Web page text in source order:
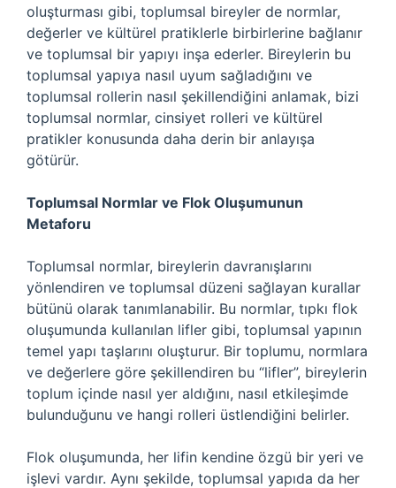
oluşturması gibi, toplumsal bireyler de normlar,
değerler ve kültürel pratiklerle birbirlerine bağlanır
ve toplumsal bir yapıyı inşa ederler. Bireylerin bu
toplumsal yapıya nasıl uyum sağladığını ve
toplumsal rollerin nasıl şekillendiğini anlamak, bizi
toplumsal normlar, cinsiyet rolleri ve kültürel
pratikler konusunda daha derin bir anlayışa
götürür.
Toplumsal Normlar ve Flok Oluşumunun
Metaforu
Toplumsal normlar, bireylerin davranışlarını
yönlendiren ve toplumsal düzeni sağlayan kurallar
bütünü olarak tanımlanabilir. Bu normlar, tıpkı flok
oluşumunda kullanılan lifler gibi, toplumsal yapının
temel yapı taşlarını oluşturur. Bir toplumu, normlara
ve değerlere göre şekillendiren bu “lifler”, bireylerin
toplum içinde nasıl yer aldığını, nasıl etkileşimde
bulunduğunu ve hangi rolleri üstlendiğini belirler.
Flok oluşumunda, her lifin kendine özgü bir yeri ve
işlevi vardır. Aynı şekilde, toplumsal yapıda da her